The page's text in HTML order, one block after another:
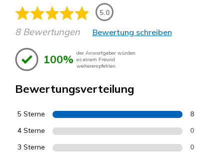
5.0
8 Bewertungen Bewertung schreiben
100% der Anwortgeber würden
es einem Freund
weiterempfehlen.
Bewertungsverteilung
5 Sterne 8
4 Sterne 0
3 Sterne 0